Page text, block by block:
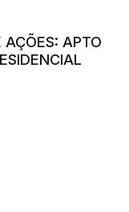
AÇÕES: APTO